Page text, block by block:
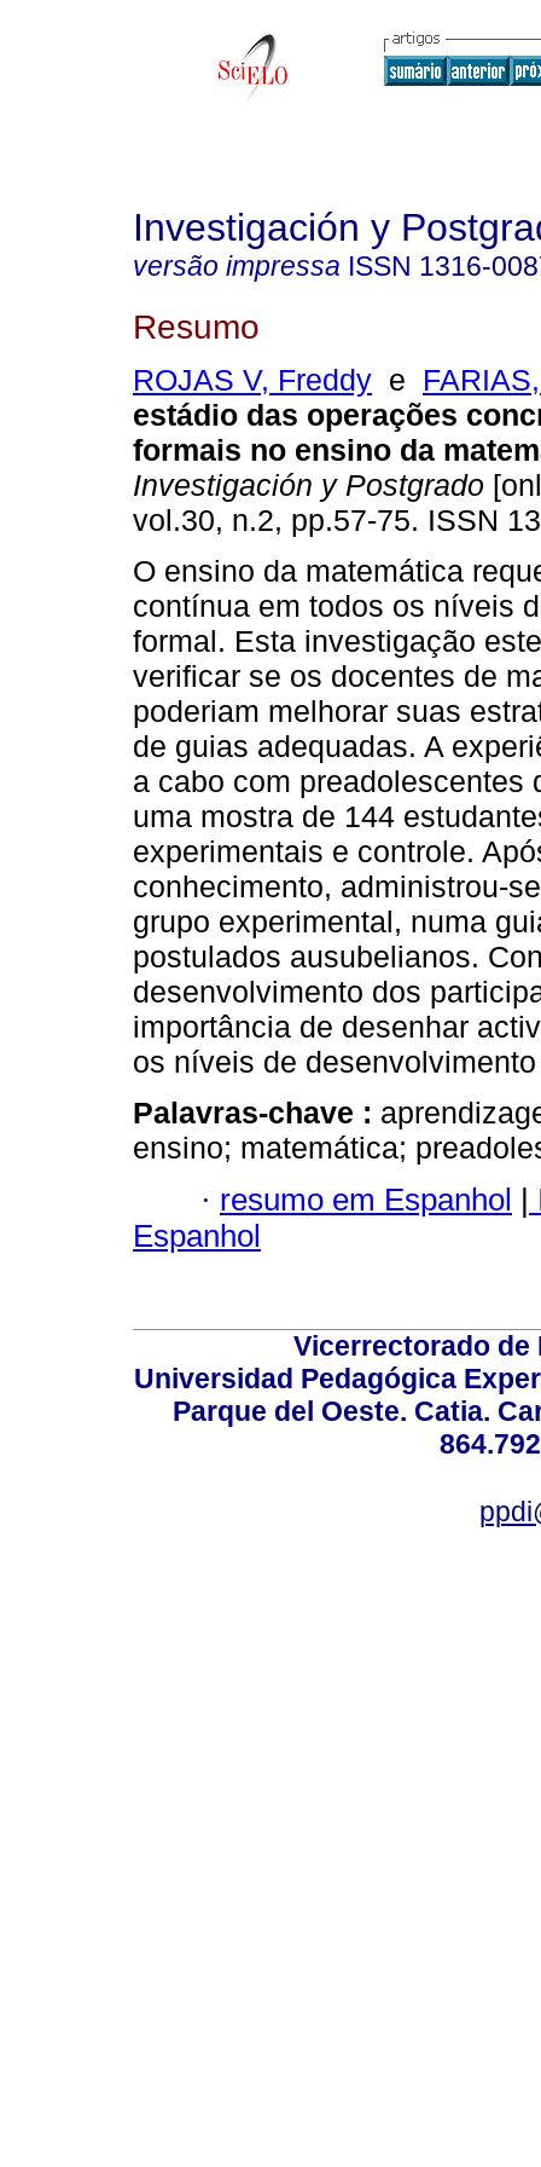
Investigación y
versão impressa ISSN 1316-
Resumo
ROJAS V, Freddy e
estádio das operações
formais no ensino da
Investigación y Postgrado
vol.30, n.2, pp.57-75. ISSN
O ensino da matemática
contínua em todos os níveis
formal. Esta investigação
verificar se os docentes de
poderiam melhorar suas
de guias adequadas. A
a cabo com
uma mostra de 144
experimentais e controle.
conhecimento, administrou-
grupo experimental, numa
postulados ausubelianos.
desenvolvimento dos
importância de desenhar
os níveis de
Palavras-chave :
ensino; matemática;
· resumo em Espanhol |
Espanhol
Vicerrectorado
Universidad Pedagógica
Parque del Oeste. Catia.